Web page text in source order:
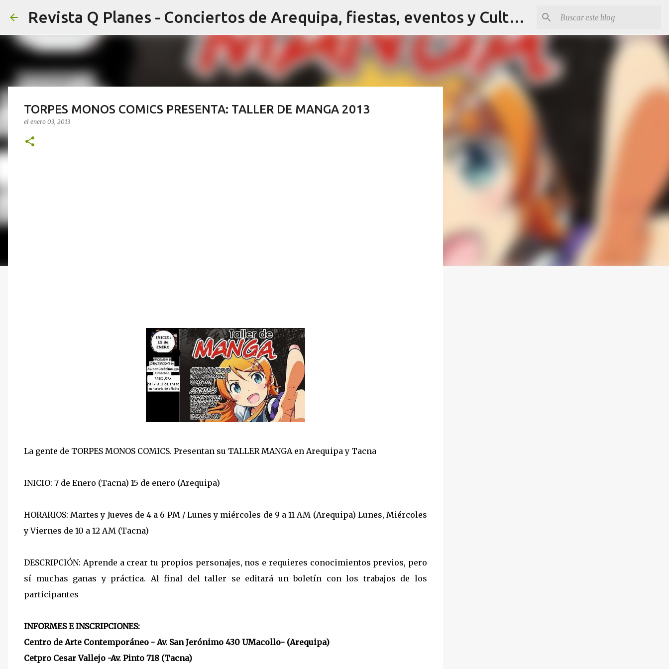
Ir al contenido principal Revista Q Planes - Conciertos de Arequipa, fiestas, eventos y Cultura
TORPES MONOS COMICS PRESENTA: TALLER DE MANGA 2013
el enero 03, 2013
La gente de TORPES MONOS COMICS. Presentan su TALLER MANGA en Arequipa y Tacna
INICIO: 7 de Enero (Tacna) 15 de enero (Arequipa)
HORARIOS: Martes y Jueves de 4 a 6 PM / Lunes y miércoles de 9 a 11 AM (Arequipa) Lunes, Miércoles
y Viernes de 10 a 12 AM (Tacna)
DESCRIPCIÓN: Aprende a crear tu propios personajes, nos e requieres conocimientos previos, pero
sí muchas ganas y práctica. Al final del taller se editará un boletín con los trabajos de los
participantes
INFORMES E INSCRIPCIONES:
Centro de Arte Contemporáneo - Av. San Jerónimo 430 UMacollo- (Arequipa)
Cetpro Cesar Vallejo -Av. Pinto 718 (Tacna)